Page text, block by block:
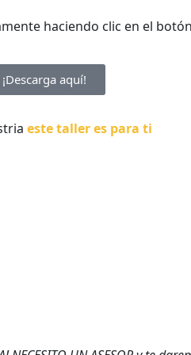
haciendo clic en el
¡Descarga aquí!
este taller es para ti